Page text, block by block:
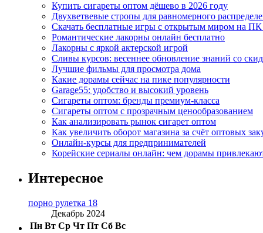
Купить сигареты оптом дёшево в 2026 году
Двухветвевые стропы для равномерного
Скачать бесплатные игры с открытым миром на ПК
Романтические лакорны онлайн бесплатно
Лакорны с яркой актерской игрой
Сливы курсов: весеннее обновление знаний со
Лучшие фильмы для просмотра дома
Какие дорамы сейчас на пике популярности
Garage55: удобство и высокий уровень
Сигареты оптом: бренды премиум-класса
Сигареты оптом с прозрачным ценообразованием
Как анализировать рынок сигарет оптом
Как увеличить оборот магазина за счёт оптовых
Онлайн-курсы для предпринимателей
Корейские сериалы онлайн: чем дорамы
Интересное
порно рулетка 18
Декабрь 2024
Пн Вт Ср Чт Пт Сб Вс